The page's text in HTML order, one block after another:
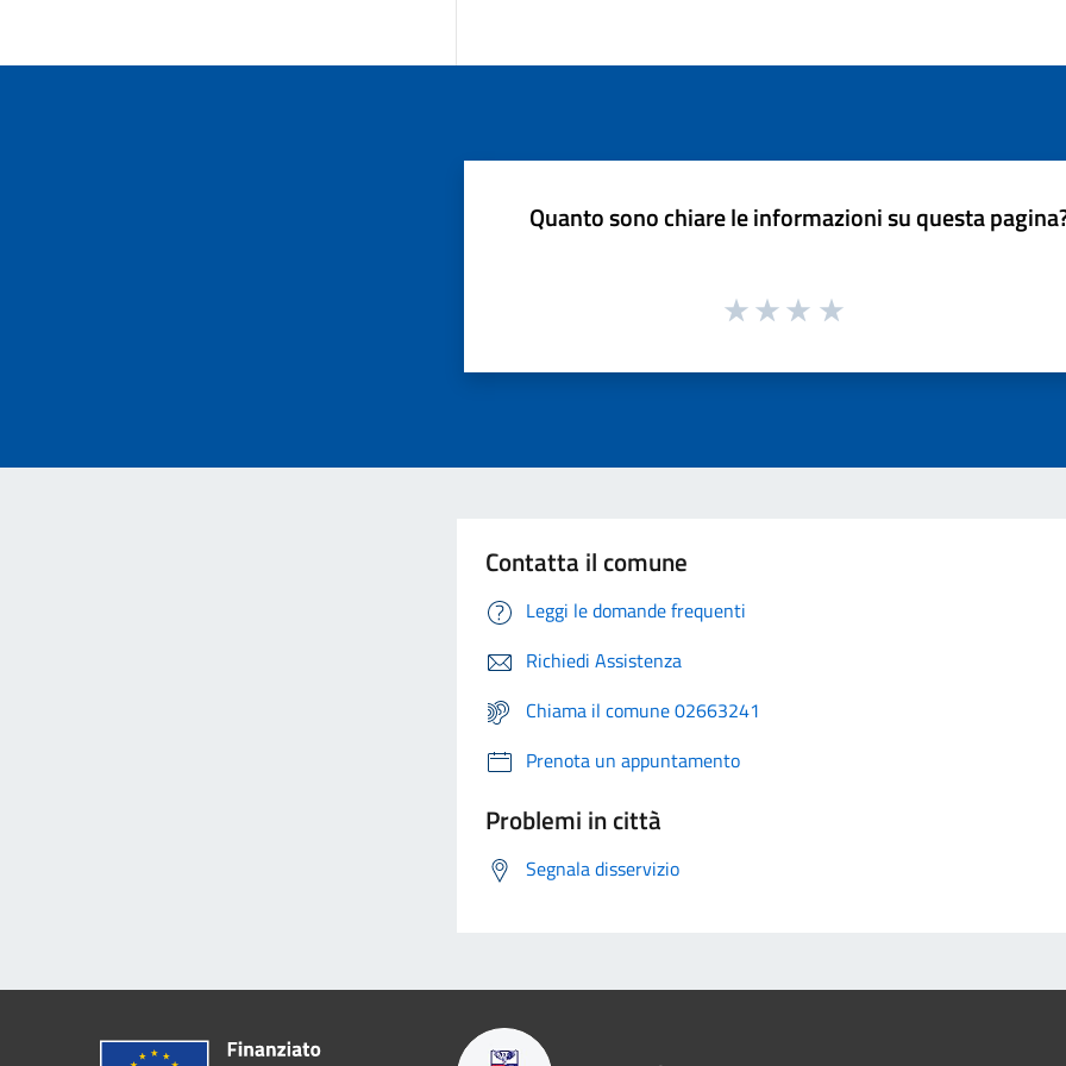
Quanto sono chiare le informazioni su questa
Contatta il comune
Leggi le domande frequenti
Richiedi Assistenza
Chiama il comune 02663241
Prenota un appuntamento
Problemi in città
Segnala disservizio